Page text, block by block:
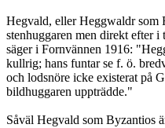
Hegvald, eller Heggwaldr som
stenhuggaren men direkt efter
säger i Fornvännen 1916:
kullrig; hans funtar se f. ö.
och lodsnöre icke existerat på
bildhuggaren uppträdde."
Såväl Hegvald som Byzantios